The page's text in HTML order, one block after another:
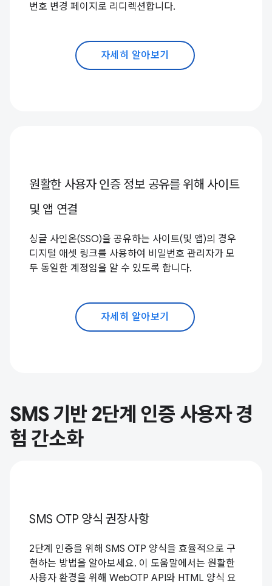
번호 변경 페이지로 리디렉션합니다.
자세히 알아보기
원활한 사용자 인증 정보 공유를 위해 사이트
및 앱 연결
싱글 사인온(SSO)을 공유하는 사이트(및 앱)의 경우
디지털 애셋 링크를 사용하여 비밀번호 관리자가 모
두 동일한 계정임을 알 수 있도록 합니다.
자세히 알아보기
SMS 기반 2단계 인증 사용자 경
험 간소화
SMS OTP 양식 권장사항
2단계 인증을 위해 SMS OTP 양식을 효율적으로 구
현하는 방법을 알아보세요. 이 도움말에서는 원활한
사용자 환경을 위해 WebOTP API와 HTML 양식 요